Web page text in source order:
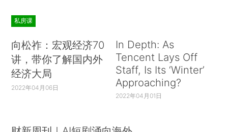
私房课
向松祚：宏观经济70
讲，带你了解国内外
经济大局
2022年04月06日
In Depth: As
Tencent Lays Off
Staff, Is Its ‘Winter’
Approaching?
2022年04月01日